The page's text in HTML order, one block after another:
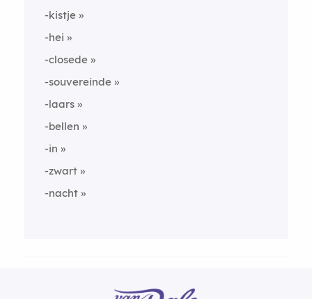
-kistje
-hei
-closede
-souvereinde
-laars
-bellen
-in
-zwart
-nacht